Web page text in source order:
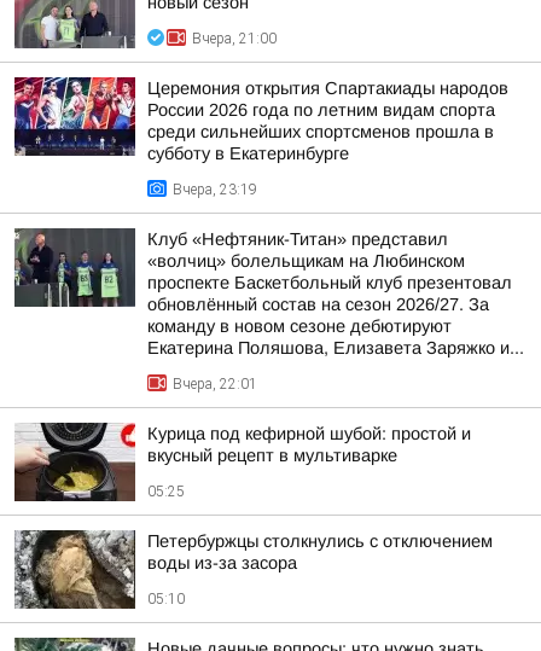
Вчера, 21:00
Церемония открытия Спартакиады народов
России 2026 года по летним видам спорта
среди сильнейших спортсменов прошла в
субботу в Екатеринбурге
Вчера, 23:19
Клуб «Нефтяник-Титан» представил
«волчиц» болельщикам на Любинском
проспекте Баскетбольный клуб презентовал
обновлённый состав на сезон 2026/27. За
команду в новом сезоне дебютируют
Екатерина Поляшова, Елизавета Заряжко и...
Вчера, 22:01
Курица под кефирной шубой: простой и
вкусный рецепт в мультиварке
05:25
Петербуржцы столкнулись с отключением
воды из-за засора
05:10